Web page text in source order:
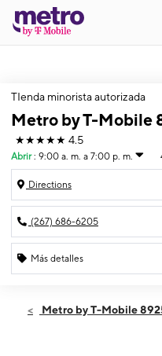
TIenda minorista autorizada
Metro by T-Mobile
★★★★★ 4.5
Abrir : 9:00 a. m. a 7:00 p. m.
Directions
(267) 686-6205
Más detalles
Jueves:9:00 a. m. a 7:00
Metro by T-Mobile